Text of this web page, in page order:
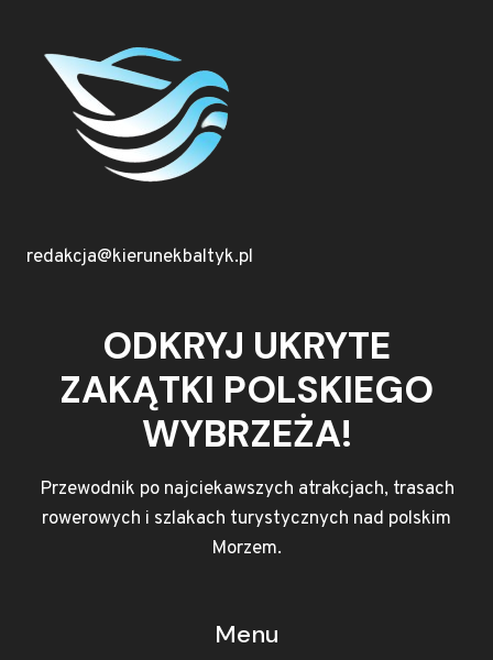
redakcja@kierunekbaltyk.pl
ODKRYJ UKRYTE
ZAKĄTKI POLSKIEGO
WYBRZEŻA!
Przewodnik po najciekawszych atrakcjach, trasach
rowerowych i szlakach turystycznych nad polskim
Morzem.
Menu